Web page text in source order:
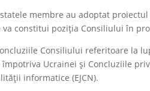
membre au adoptat
constitui poziția Consiliului în
Consiliului referitoare la
Ucrainei și Concluziile
informatice (EJCN).